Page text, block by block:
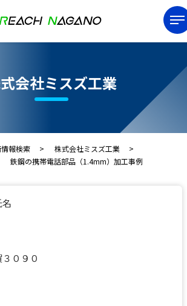
会社ミスズ工業
報検索
株式会社ミスズ工業
鉄鋼の携帯電話部品（1.4mm）加工事例
０９０